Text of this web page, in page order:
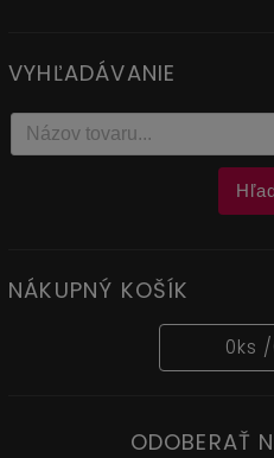
VYHĽADÁVANIE
NÁKUPNÝ KOŠÍK
0ks /
ODOBERAŤ